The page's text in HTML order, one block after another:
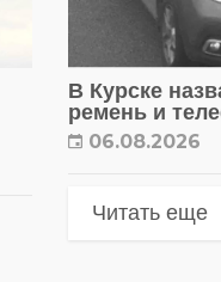
В Курске
ремень и
06.08.2026
Читать еще